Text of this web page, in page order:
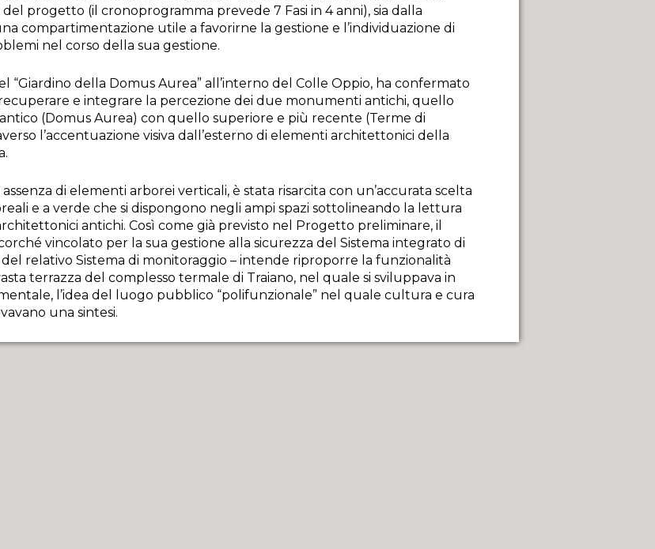
di Giugno 2013.
di Luglio 2013.
l’evoluzione storica della telefonia.
di Gennaio 2014.
di Febbraio 2014.
progetto (il cronoprogramma prevede 7 Fasi in 4 anni), sia dalla
compartimentazione utile a favorirne la gestione e l’individuazione di
nel corso della sua gestione.
“Giardino della Domus Aurea” all’interno del Colle Oppio, ha confermato
e integrare la percezione dei due monumenti antichi, quello
(Domus Aurea) con quello superiore e più recente (Terme di
l’accentuazione visiva dall’esterno di elementi architettonici della
assenza di elementi arborei verticali, è stata risarcita con un’accurata scelta
e a verde che si dispongono negli ampi spazi sottolineando la lettura
antichi. Così come già previsto nel Progetto preliminare, il
vincolato per la sua gestione alla sicurezza del Sistema integrato di
relativo Sistema di monitoraggio – intende riproporre la funzionalità
terrazza del complesso termale di Traiano, nel quale si sviluppava in
l’idea del luogo pubblico “polifunzionale” nel quale cultura e cura
una sintesi.